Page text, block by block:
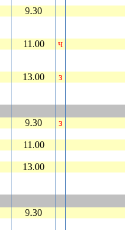
9.30
11.00 ч
13.00 з
9.30 з
11.00
13.00
9.30